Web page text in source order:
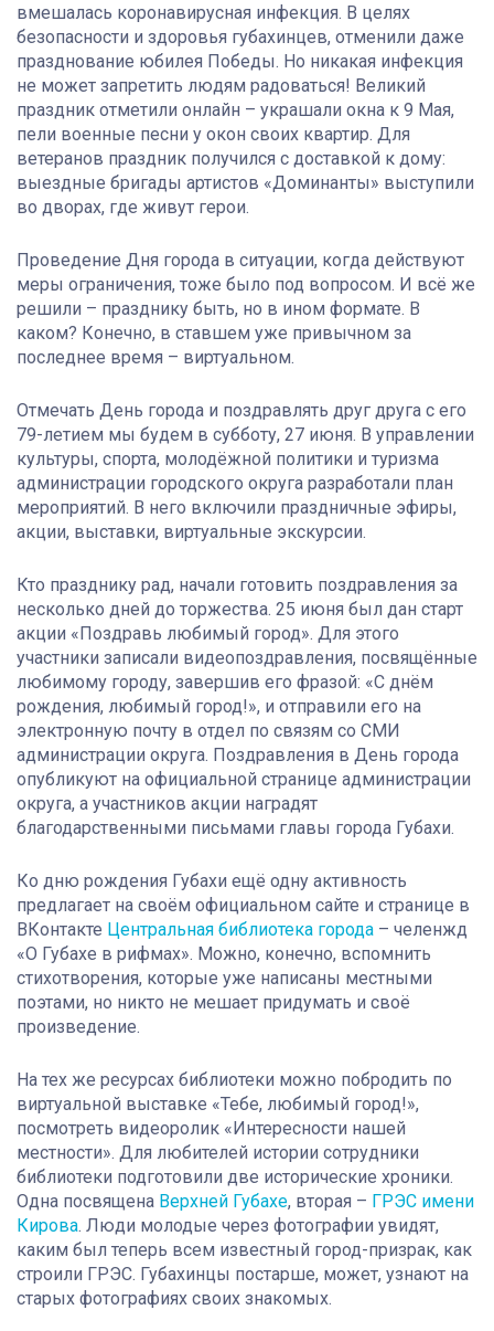
вмешалась коронавирусная инфекция. В целях
безопасности и здоровья губахинцев, отменили даже
празднование юбилея Победы. Но никакая инфекция
не может запретить людям радоваться! Великий
праздник отметили онлайн – украшали окна к 9 Мая,
пели военные песни у окон своих квартир. Для
ветеранов праздник получился с доставкой к дому:
выездные бригады артистов «Доминанты» выступили
во дворах, где живут герои.
Проведение Дня города в ситуации, когда действуют
меры ограничения, тоже было под вопросом. И всё же
решили – празднику быть, но в ином формате. В
каком? Конечно, в ставшем уже привычном за
последнее время – виртуальном.
Отмечать День города и поздравлять друг друга с его
79-летием мы будем в субботу, 27 июня. В управлении
культуры, спорта, молодёжной политики и туризма
администрации городского округа разработали план
мероприятий. В него включили праздничные эфиры,
акции, выставки, виртуальные экскурсии.
Кто празднику рад, начали готовить поздравления за
несколько дней до торжества. 25 июня был дан старт
акции «Поздравь любимый город». Для этого
участники записали видеопоздравления, посвящённые
любимому городу, завершив его фразой: «С днём
рождения, любимый город!», и отправили его на
электронную почту в отдел по связям со СМИ
администрации округа. Поздравления в День города
опубликуют на официальной странице администрации
округа, а участников акции наградят
благодарственными письмами главы города Губахи.
Ко дню рождения Губахи ещё одну активность
предлагает на своём официальном сайте и странице в
ВКонтакте Центральная библиотека города – челенжд
«О Губахе в рифмах». Можно, конечно, вспомнить
стихотворения, которые уже написаны местными
поэтами, но никто не мешает придумать и своё
произведение.
На тех же ресурсах библиотеки можно побродить по
виртуальной выставке «Тебе, любимый город!»,
посмотреть видеоролик «Интересности нашей
местности». Для любителей истории сотрудники
библиотеки подготовили две исторические хроники.
Одна посвящена Верхней Губахе, вторая – ГРЭС имени
Кирова. Люди молодые через фотографии увидят,
каким был теперь всем известный город-призрак, как
строили ГРЭС. Губахинцы постарше, может, узнают на
старых фотографиях своих знакомых.